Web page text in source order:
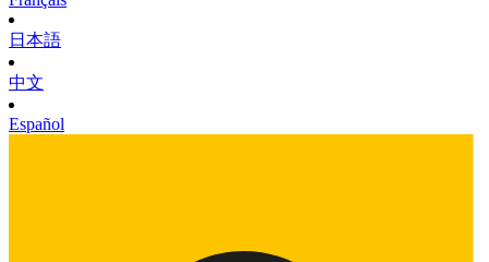
日本語
中文
Español